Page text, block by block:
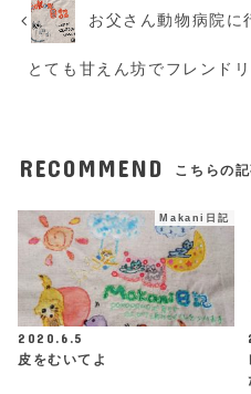
お父さん動物病院に
とても甘えん坊でフレンド
RECOMMEND こちらの
Makani日記
2020.6.5
皮をむいてよ